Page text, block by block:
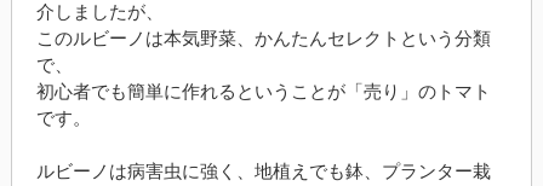
介しましたが、
このルビーノは本気野菜、かんたんセレクトという分類
で、
初心者でも簡単に作れるということが「売り」のトマト
です。
ルビーノは病害虫に強く、地植えでも鉢、プランター栽